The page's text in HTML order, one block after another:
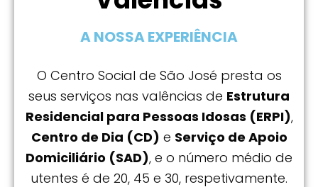
A NOSSA EXPERIÊNCIA
O Centro Social de São José presta os
seus serviços nas valências de Estrutura
Residencial para Pessoas Idosas (ERPI),
Centro de Dia (CD) e Serviço de Apoio
Domiciliário (SAD), e o número médio de
utentes é de 20, 45 e 30, respetivamente.